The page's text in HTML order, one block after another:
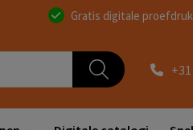
Gratis digitale proefdruk